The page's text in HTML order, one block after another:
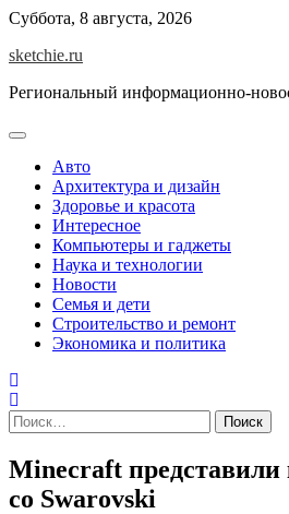
Skip
content
Суббота, 8 августа, 2026
sketchie.ru
Региональный информационно-
Авто
Архитектура и дизайн
Здоровье и красота
Интересное
Компьютеры и гаджеты
Наука и технологии
Новости
Семья и дети
Строительство и ремонт
Экономика и политика
Найти:
Minecraft
со Swarovski